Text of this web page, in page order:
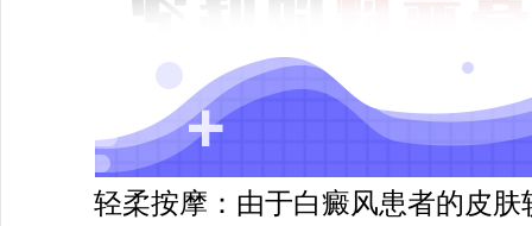
轻柔按摩：由于白癜风患者的皮肤